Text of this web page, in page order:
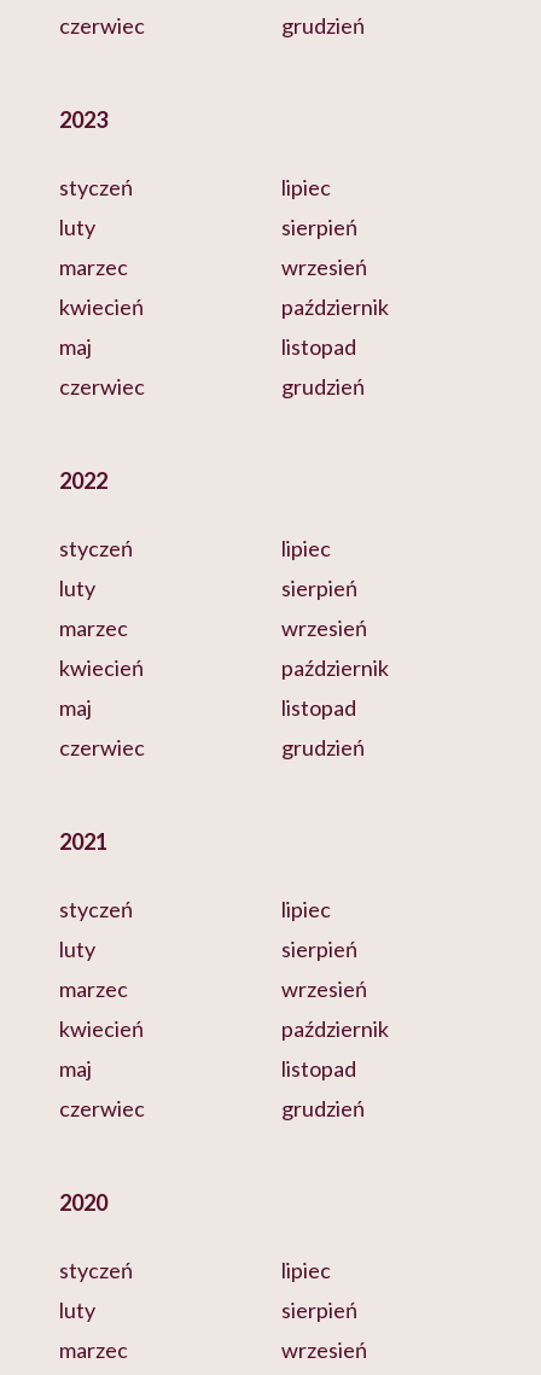
czerwiec
grudzień
2023
styczeń
luty
marzec
kwiecień
maj
czerwiec
lipiec
sierpień
wrzesień
październik
listopad
grudzień
2022
styczeń
luty
marzec
kwiecień
maj
czerwiec
lipiec
sierpień
wrzesień
październik
listopad
grudzień
2021
styczeń
luty
marzec
kwiecień
maj
czerwiec
lipiec
sierpień
wrzesień
październik
listopad
grudzień
2020
styczeń
luty
marzec
lipiec
sierpień
wrzesień